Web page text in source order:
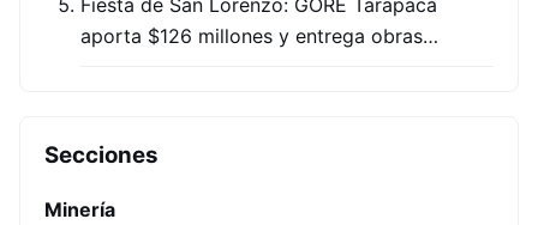
Fiesta de San Lorenzo: GORE Tarapacá
aporta $126 millones y entrega obras…
Secciones
Minería